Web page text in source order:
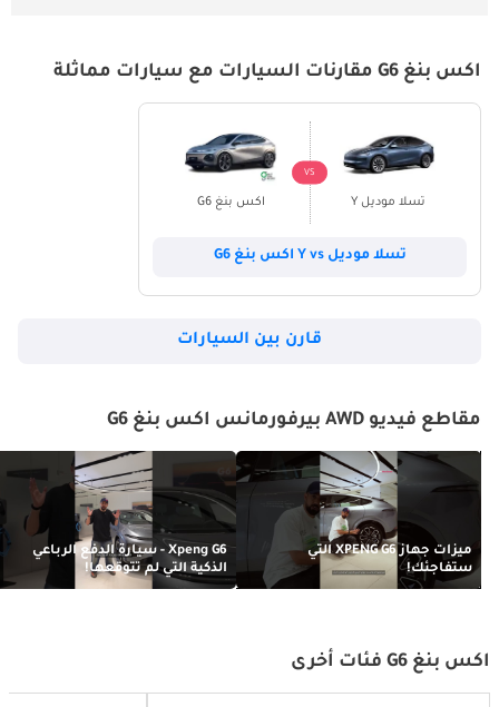
اكس بنغ G6 مقارنات السيارات مع سيارات مماثلة
تسلا موديل Y
VS
اكس بنغ G6
تسلا موديل Y vs اكس بنغ G6
قارن بين السيارات
مقاطع فيديو AWD بيرفورمانس اكس بنغ G6
ميزات جهاز XPENG G6 التي
ستفاجئك!
Xpeng G6 - سيارة الدفع الرباعي
الذكية التي لم تتوقعها!
اكس بنغ G6 فئات أخرى